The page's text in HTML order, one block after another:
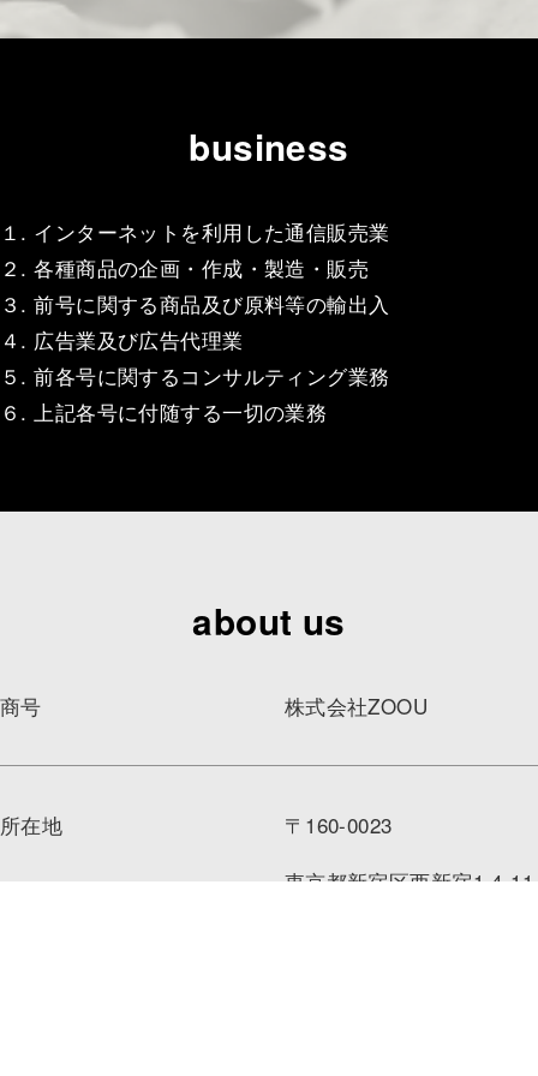
business
１. インターネットを利用した通信販売業
２. 各種商品の企画・作成・製造・販売
３. 前号に関する商品及び原料等の輸出入
４. 広告業及び広告代理業
５. 前各号に関するコンサルティング業務
６. 上記各号に付随する一切の業務
about us
商号 株式会社ZOOU
所在地
〒160-0023
東京都新宿区西新宿1-4-11